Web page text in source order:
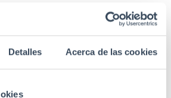
Detalles Acerca de las cookies
el funcionamiento normal del
de personas sanas se ve